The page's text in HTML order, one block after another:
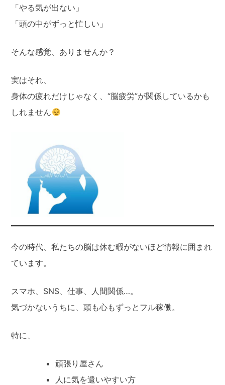
「やる気が出ない」
「頭の中がずっと忙しい」
そんな感覚、ありませんか？
実はそれ、
身体の疲れだけじゃなく、“脳疲労”が関係しているかも
しれません
今の時代、私たちの脳は休む暇がないほど情報に囲まれ
ています。
スマホ、SNS、仕事、人間関係…。
気づかないうちに、頭も心もずっとフル稼働。
特に、
頑張り屋さん
人に気を遣いやすい方